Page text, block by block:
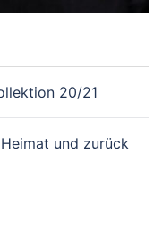
20/21
und zurück